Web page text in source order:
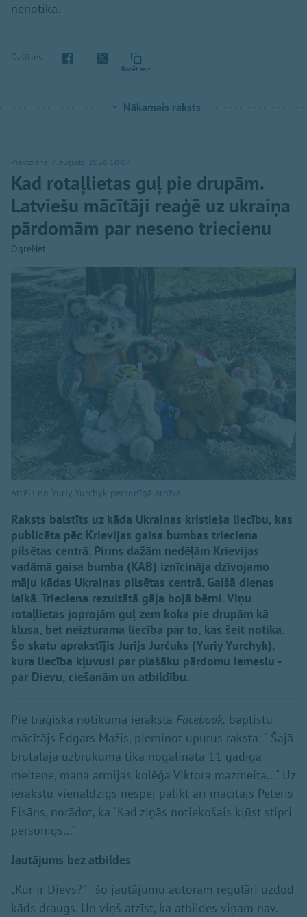
nenotika.
Dalīties
Kopēt saiti
Nākamais raksts
Piektdiena, 7. augusts, 2026 10:07
Kad rotaļlietas guļ pie drupām.
Latviešu mācītāji reaģē uz ukraiņa
pārdomām par neseno triecienu
OgreNet
Attēls no Yuriy Yurchyk personīgā arhīva
Raksts balstīts uz kāda Ukrainas kristieša liecību, kas
publicēta pēc Krievijas gaisa bumbas trieciena
pilsētas centrā. Pirms dažām nedēļām Krievijas
vadāmā gaisa bumba (KAB) iznīcināja dzīvojamo
māju kādas Ukrainas pilsētas centrā. Gaišā dienas
laikā. Trieciena rezultātā gāja bojā bērni. Viņu
rotaļlietas joprojām guļ zem koka pie drupām kā
klusa, bet neizturama liecība par to, kas šeit notika.
Šo skatu aprakstījis Jurijs Jurčuks (Yuriy Yurchyk),
kura liecība kļuvusi par plašāku pārdomu iemeslu -
par Dievu, ciešanām un atbildību.
Pie traģiskā notikuma ieraksta Facebook, baptistu
mācītājs Edgars Mažis, pieminot upurus raksta: " Šajā
brutālajā uzbrukumā tika nogalināta 11 gadīga
meitene, mana armijas kolēģa Viktora mazmeita..." Uz
ierakstu vienaldzīgs nespēj palikt arī mācītājs Pēteris
Eisāns, norādot, ka "Kad ziņās notiekošais kļūst stipri
personīgs…"
Jautājums bez atbildes
„Kur ir Dievs?" - šo jautājumu autoram regulāri uzdod
kāds draugs. Un viņš atzīst, ka atbildes viņam nav.